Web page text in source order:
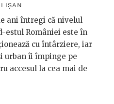
ani întregi că nivelul
estul României este în
cu întârziere, iar
urban îi împinge pe
accesul la cea mai de